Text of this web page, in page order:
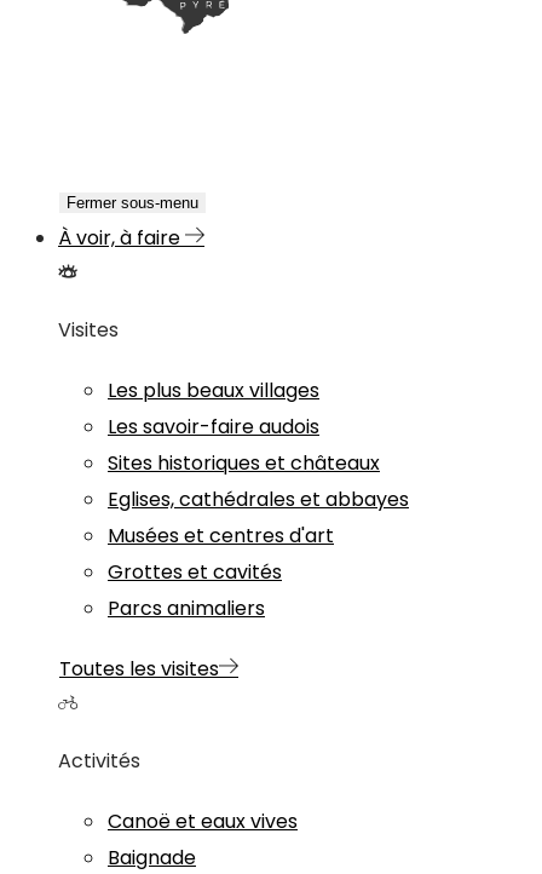
Fermer sous-menu
À voir, à faire
Visites
Les plus beaux villages
Les savoir-faire audois
Sites historiques et châteaux
Eglises, cathédrales et abbayes
Musées et centres d'art
Grottes et cavités
Parcs animaliers
Toutes les visites
Activités
Canoë et eaux vives
Baignade